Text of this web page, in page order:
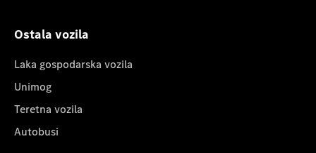
Ostala vozila
Laka gospodarska vozila
Unimog
Teretna vozila
Autobusi